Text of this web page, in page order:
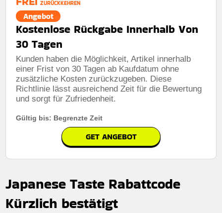
ZURÜCKKEHREN
Angebot
Kostenlose Rückgabe Innerhalb Von
30 Tagen
Kunden haben die Möglichkeit, Artikel innerhalb
einer Frist von 30 Tagen ab Kaufdatum ohne
zusätzliche Kosten zurückzugeben. Diese
Richtlinie lässt ausreichend Zeit für die Bewertung
und sorgt für Zufriedenheit.
Gültig bis: Begrenzte Zeit
GET ANGEBOT
Japanese Taste Rabattcode
Kürzlich bestätigt